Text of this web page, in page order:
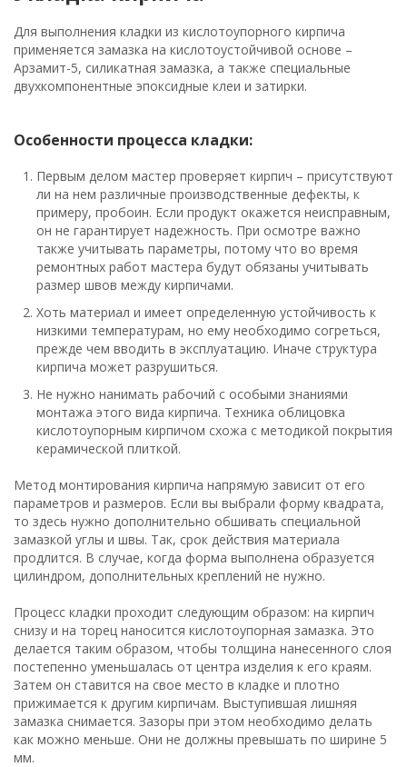
Для выполнения кладки из кислотоупорного кирпича
применяется замазка на кислотоустойчивой основе –
Арзамит-5, силикатная замазка, а также специальные
двухкомпонентные эпоксидные клеи и затирки.
Особенности процесса кладки:
Первым делом мастер проверяет кирпич – присутствуют
ли на нем различные производственные дефекты, к
примеру, пробоин. Если продукт окажется неисправным,
он не гарантирует надежность. При осмотре важно
также учитывать параметры, потому что во время
ремонтных работ мастера будут обязаны учитывать
размер швов между кирпичами.
Хоть материал и имеет определенную устойчивость к
низкими температурам, но ему необходимо согреться,
прежде чем вводить в эксплуатацию. Иначе структура
кирпича может разрушиться.
Не нужно нанимать рабочий с особыми знаниями
монтажа этого вида кирпича. Техника облицовка
кислотоупорным кирпичом схожа с методикой покрытия
керамической плиткой.
Метод монтирования кирпича напрямую зависит от его
параметров и размеров. Если вы выбрали форму квадрата,
то здесь нужно дополнительно обшивать специальной
замазкой углы и швы. Так, срок действия материала
продлится. В случае, когда форма выполнена образуется
цилиндром, дополнительных креплений не нужно.
Процесс кладки проходит следующим образом: на кирпич
снизу и на торец наносится кислотоупорная замазка. Это
делается таким образом, чтобы толщина нанесенного слоя
постепенно уменьшалась от центра изделия к его краям.
Затем он ставится на свое место в кладке и плотно
прижимается к другим кирпичам. Выступившая лишняя
замазка снимается. Зазоры при этом необходимо делать
как можно меньше. Они не должны превышать по ширине 5
мм.